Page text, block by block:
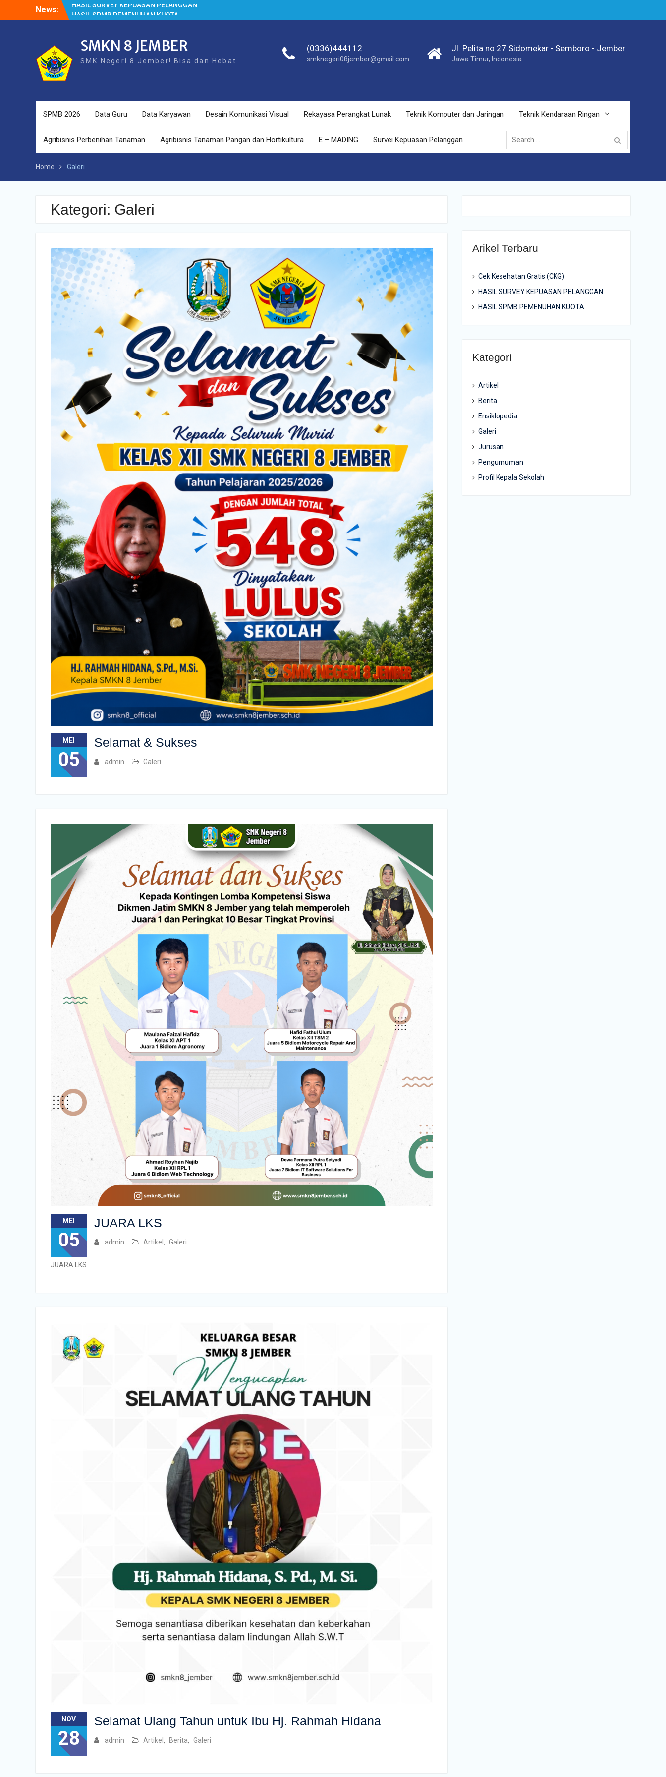
News:
HASIL SPMB PEMENUHAN KUOTA
Cek Kesehatan Gratis (CKG)
SMKN 8 JEMBER
SMK Negeri 8 Jember! Bisa dan Hebat
(0336)444112
smknegeri08jember@gmail.com
Jl. Pelita no 27 Sidomekar - Semboro - Jember
Jawa Timur, Indonesia
SPMB 2026 Data Guru Data Karyawan Desain Komunikasi Visual Rekayasa Perangkat Lunak Teknik Komputer dan Jaringan Teknik Kendaraan Ringan
Agribisnis Perbenihan Tanaman Agribisnis Tanaman Pangan dan Hortikultura E – MADING Survei Kepuasan Pelanggan
Search
for:
Home Galeri
Kategori: Galeri
MEI
05
Selamat & Sukses
admin Galeri
MEI
05
JUARA LKS
admin Artikel , Galeri
JUARA LKS
NOV
28
Selamat Ulang Tahun untuk Ibu Hj. Rahmah Hidana
admin Artikel , Berita, Galeri
Arikel Terbaru
Cek Kesehatan Gratis (CKG)
HASIL SURVEY KEPUASAN PELANGGAN
HASIL SPMB PEMENUHAN KUOTA
Kategori
Artikel
Berita
Ensiklopedia
Galeri
Jurusan
Pengumuman
Profil Kepala Sekolah